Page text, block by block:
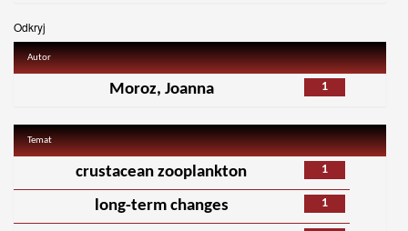
Odkryj
Autor
1
Moroz, Joanna
Temat
1
crustacean zooplankton
1
long-term changes